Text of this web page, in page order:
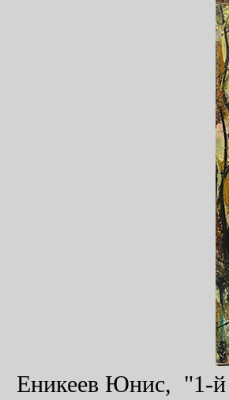
Еникеев Юнис, "1-й